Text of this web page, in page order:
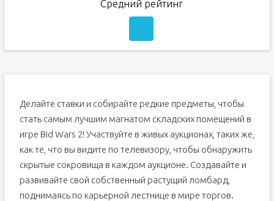
Средний рейтинг
Делайте ставки и собирайте редкие предметы, чтобы
стать самым лучшим магнатом складских помещений в
игре Bid Wars 2! Участвуйте в живых аукционах, таких же,
как те, что вы видите по телевизору, чтобы обнаружить
скрытые сокровища в каждом аукционе. Создавайте и
развивайте свой собственный растущий ломбард,
поднимаясь по карьерной лестнице в мире торгов.